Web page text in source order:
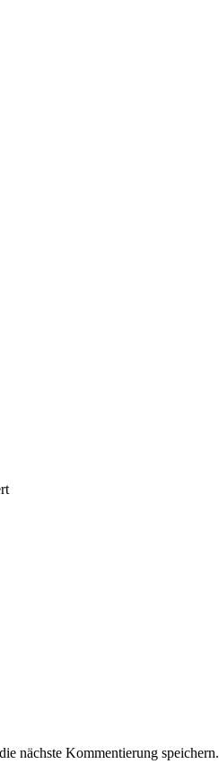
nächste Kommentierung speichern.